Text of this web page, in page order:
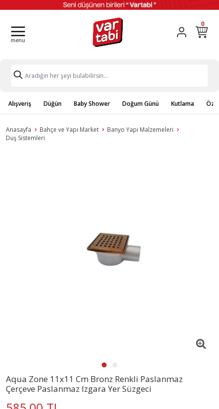
0
Alışveriş Düğün Baby Shower Doğum Günü Kutlama
Anasayfa Bahçe ve Yapı Market
Banyo Yapı Malzemeleri
Duş Sistemleri
Aqua Zone 11x11 Cm Bronz Renkli Paslanmaz
Çerçeve Paslanmaz Izgara Yer Süzgeci